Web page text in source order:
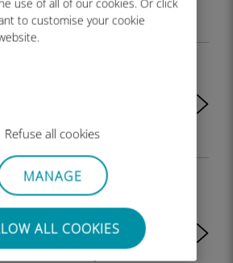
use of all of our cookies. Or click
to customise your cookie
Refuse all cookies
MANAGE
ALL COOKIES
iPhone/iPad
ou bloqué par
?
d'utiliser une
et une
temps sur un